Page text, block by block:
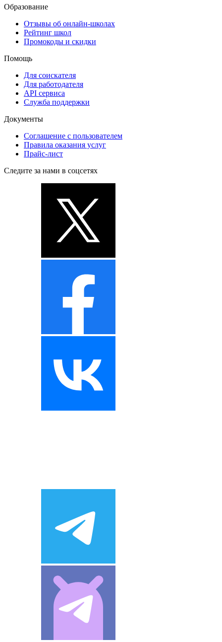
Образование
Отзывы об онлайн-школах
Рейтинг школ
Промокоды и скидки
Помощь
Для соискателя
Для работодателя
API сервиса
Служба поддержки
Документы
Соглашение с пользователем
Правила оказания услуг
Прайс-лист
Следите за нами в соцсетях